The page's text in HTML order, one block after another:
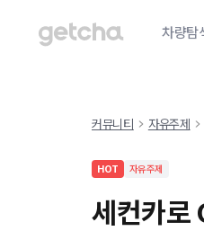
차량탐
커뮤니티 자유주제
HOT 자유주제
세컨카